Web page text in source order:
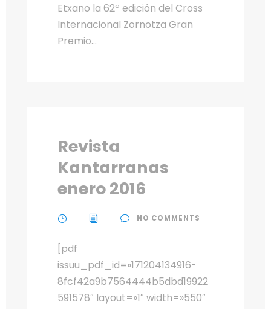
Etxano la 62ª edición del Cross
Internacional Zornotza Gran
Premio...
Revista
Kantarranas
enero 2016
NO COMMENTS
[pdf
issuu_pdf_id=»171204134916-
8fcf42a9b7564444b5dbd19922
591578″ layout=»1″ width=»550″